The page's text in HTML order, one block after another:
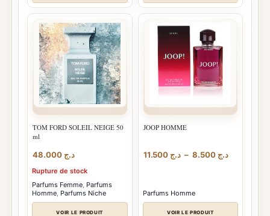
TOM FORD SOLEIL NEIGE 50
ml
د.ج
Rupture de stock
Parfums Femme, Parfums
Homme, Parfums Niche
VOIR LE PRODUIT
JOOP HOMME
د.ج 8.500
– د.ج 11.500
Plage
Parfums Homme
VOIR LE PRODUIT